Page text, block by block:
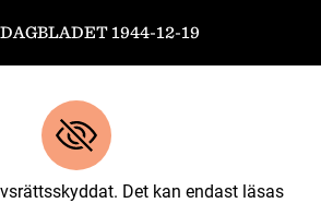
1944-12-19
Det kan endast läsas